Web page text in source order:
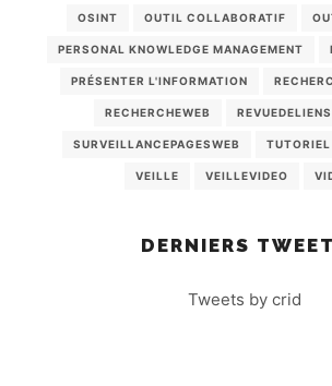
OSINT OUTIL COLLABORATIF
PERSONAL KNOWLEDGE MANAGEMENT
PRÉSENTER L'INFORMATION
RECHERCHEWEB REVUEDELIENS
SURVEILLANCEPAGESWEB TUTORIEL
VEILLE VEILLEVIDEO
DERNIERS
Tweets by crid